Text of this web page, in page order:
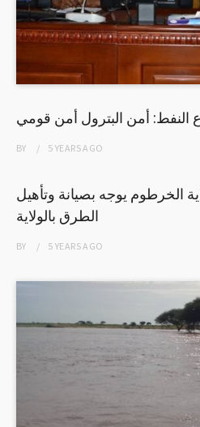
النفط: أمن البترول أمن قومي
BY 5 YEARSAGO
الخرطوم يوجه بصيانة وتأهيل
الطرق بالولاية
BY 5 YEARSAGO